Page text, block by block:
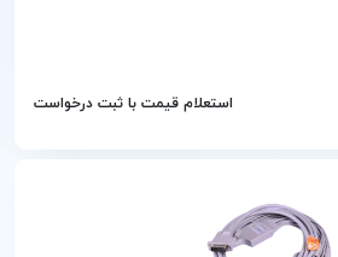
استعلام قیمت با ثبت درخواست